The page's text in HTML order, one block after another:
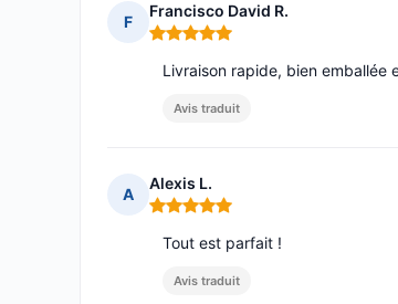
F
Francisco David R.
Note : 5 sur 5
Livraison rapide, bien emballée
Avis traduit
A
Alexis L.
Note : 5 sur 5
Tout est parfait !
Avis traduit